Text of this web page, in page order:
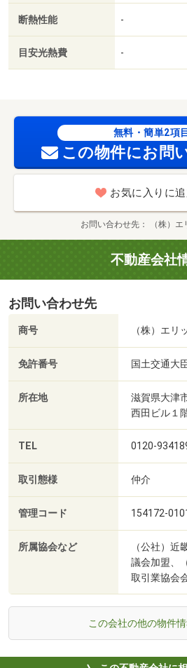
０ｍ／クスリのアオキ堅田店（ド
０ｍ／琵琶湖大橋病院（病院）ま
園（幼稚園・保育園）まで１００
断熱性能 -
目安光熱費 -
無料・簡単2項
この物件にお問
お気に入りに
お問い合わせ先 （株）
不動産会社
お問い合わせ先
商号 （株）エリ
免許番号 国土交通大
所在地
滋賀県大津
西田ビル１
TEL 0120-
取引態様 仲介
管理コード 154172-
所属協会など
（公社）近
議会加盟、
取引業協会
この会社の他の物件